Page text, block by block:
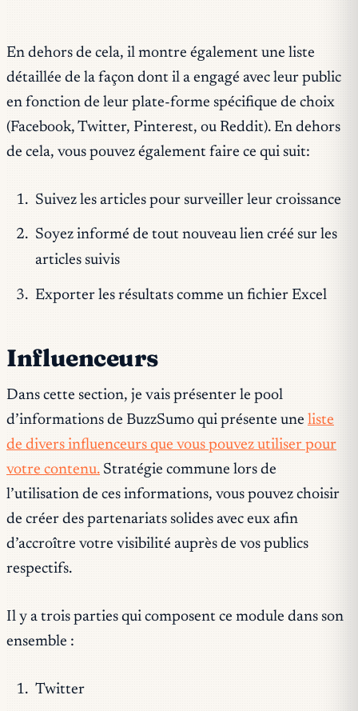
En dehors de cela, il montre également une liste
détaillée de la façon dont il a engagé avec leur public
en fonction de leur plate-forme spécifique de choix
(Facebook, Twitter, Pinterest, ou Reddit). En dehors
de cela, vous pouvez également faire ce qui suit:
Suivez les articles pour surveiller leur croissance
Soyez informé de tout nouveau lien créé sur les
articles suivis
Exporter les résultats comme un fichier Excel
Influenceurs
Dans cette section, je vais présenter le pool
d’informations de BuzzSumo qui présente une liste
de divers influenceurs que vous pouvez utiliser pour
votre contenu. Stratégie commune lors de
l’utilisation de ces informations, vous pouvez choisir
de créer des partenariats solides avec eux afin
d’accroître votre visibilité auprès de vos publics
respectifs.
Il y a trois parties qui composent ce module dans son
ensemble :
Twitter